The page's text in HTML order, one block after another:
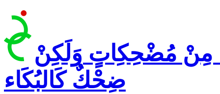
مِنْ مُضْحِكِاتٍ وَلَكِنْ
ضِحْكٌ كَالبُكَاء